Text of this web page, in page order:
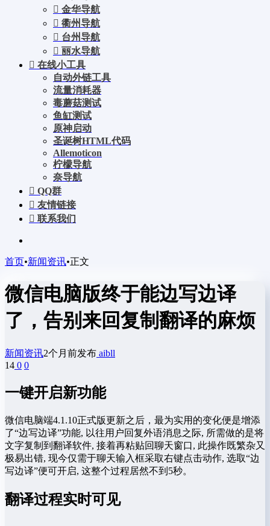
金华导航
衢州导航
台州导航
丽水导航
在线小工具
自动外链工具
流量消耗器
毒蘑菇测试
鱼缸测试
原神启动
圣诞树HTML代码
Allemoticon
柠檬导航
奈导航
QQ群
友情链接
联系我们
首页•新闻资讯•正文
微信电脑版终于能边写边译
了，告别来回复制翻译的麻烦
新闻资讯2个月前发布 aibll
14 0 0
一键开启新功能
微信电脑端4.1.10正式版更新之后，最为实用的变化便是增添
了“边写边译”功能, 以往用户回复外语消息之际, 所需做的是将
文字复制到翻译软件, 接着再粘贴回聊天窗口, 此操作既繁杂又
极易出错, 现今仅需于聊天输入框采取右键点击动作, 选取“边
写边译”便可开启, 这整个过程居然不到5秒。
翻译过程实时可见